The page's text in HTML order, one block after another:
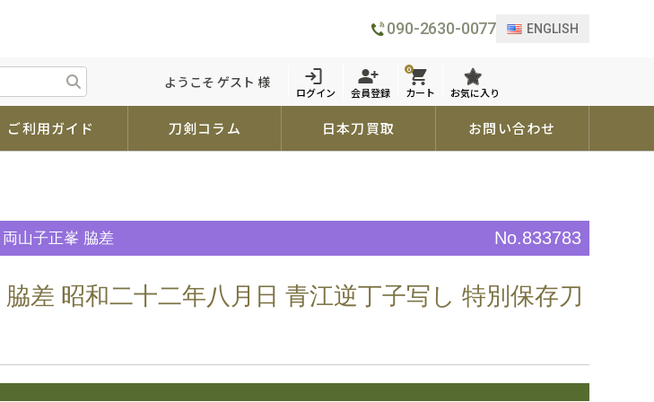
090-2630-0077 ENGLISH
ようこそ ゲスト 様
ログイン 会員登録
0
カート お気に入り
ご利用ガイド 刀剣コラム 日本刀買取 お問い合わせ
両山子正峯 脇差 No.833783
差 昭和二十二年八月日 青江逆丁子写し 特別保存刀